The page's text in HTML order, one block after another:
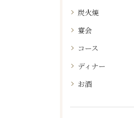
炭火焼
宴会
コース
ディナー
お酒